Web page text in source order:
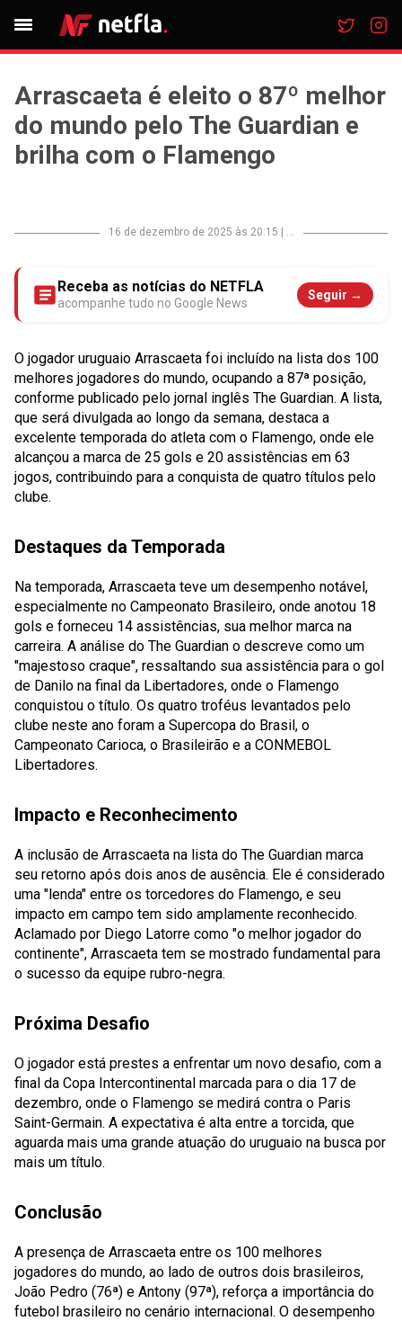
Arrascaeta é eleito o 87º melhor
do mundo pelo The Guardian e
brilha com o Flamengo
16 de dezembro de 2025 às 20:15 ...
Receba as notícias do NETFLA
acompanhe tudo no Google News
Seguir →
O jogador uruguaio Arrascaeta foi incluído na lista dos 100
melhores jogadores do mundo, ocupando a 87ª posição,
conforme publicado pelo jornal inglês The Guardian. A lista,
que será divulgada ao longo da semana, destaca a
excelente temporada do atleta com o Flamengo, onde ele
alcançou a marca de 25 gols e 20 assistências em 63
jogos, contribuindo para a conquista de quatro títulos pelo
clube.
Destaques da Temporada
Na temporada, Arrascaeta teve um desempenho notável,
especialmente no Campeonato Brasileiro, onde anotou 18
gols e forneceu 14 assistências, sua melhor marca na
carreira. A análise do The Guardian o descreve como um
"majestoso craque", ressaltando sua assistência para o gol
de Danilo na final da Libertadores, onde o Flamengo
conquistou o título. Os quatro troféus levantados pelo
clube neste ano foram a Supercopa do Brasil, o
Campeonato Carioca, o Brasileirão e a CONMEBOL
Libertadores.
Impacto e Reconhecimento
A inclusão de Arrascaeta na lista do The Guardian marca
seu retorno após dois anos de ausência. Ele é considerado
uma "lenda" entre os torcedores do Flamengo, e seu
impacto em campo tem sido amplamente reconhecido.
Aclamado por Diego Latorre como "o melhor jogador do
continente", Arrascaeta tem se mostrado fundamental para
o sucesso da equipe rubro-negra.
Próxima Desafio
O jogador está prestes a enfrentar um novo desafio, com a
final da Copa Intercontinental marcada para o dia 17 de
dezembro, onde o Flamengo se medirá contra o Paris
Saint-Germain. A expectativa é alta entre a torcida, que
aguarda mais uma grande atuação do uruguaio na busca por
mais um título.
Conclusão
A presença de Arrascaeta entre os 100 melhores
jogadores do mundo, ao lado de outros dois brasileiros,
João Pedro (76ª) e Antony (97ª), reforça a importância do
futebol brasileiro no cenário internacional. O desempenho